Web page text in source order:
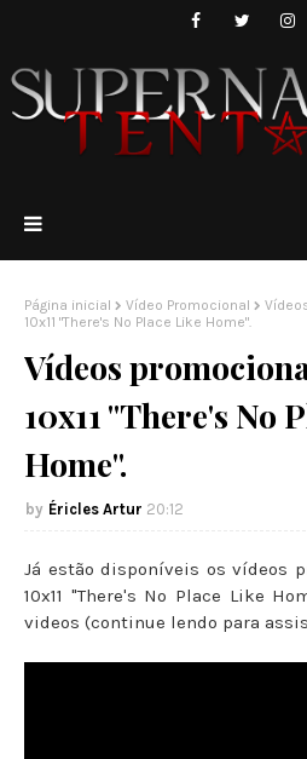
Página inicial Vídeo Promocional
10x11 "There's No Place Like Home".
Vídeos
10x11 "There's No
Home".
Éricles Artur 20:12
Já estão disponíveis os vídeos
10x11 "There's No Place Like
videos (continue lendo para